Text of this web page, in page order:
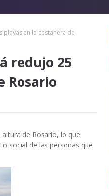
playas en la costanera de
redujo 25
Rosario
de Rosario, lo que
social de las personas que